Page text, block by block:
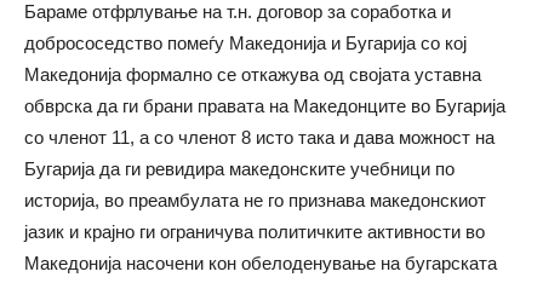
Бараме отфрлување на т.н. договор за соработка и
добрососедство помеѓу Македонија и Бугарија со кој
Македонија формално се откажува од својата уставна
обврска да ги брани правата на Македонците во Бугарија
со членот 11, а со членот 8 исто така и дава можност на
Бугарија да ги ревидира македонските учебници по
историја, во преамбулата не го признава македонскиот
јазик и крајно ги ограничува политичките активности во
Македонија насочени кон обелоденување на бугарската